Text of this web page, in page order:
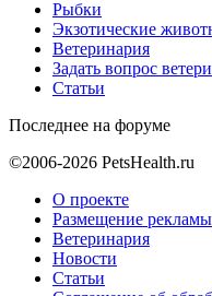
Рыбки
Экзотические
Ветеринария
Задать вопрос
Статьи
Последнее на форуме
©2006-2026 PetsHealth.ru
О проекте
Размещение рекламы
Ветеринария
Новости
Статьи